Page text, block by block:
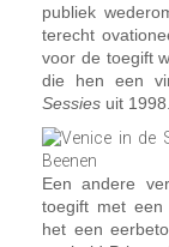
publiek
terecht
voor de toegift
die hen een
Sessies uit 1998.
Een andere
toegift met een
het een